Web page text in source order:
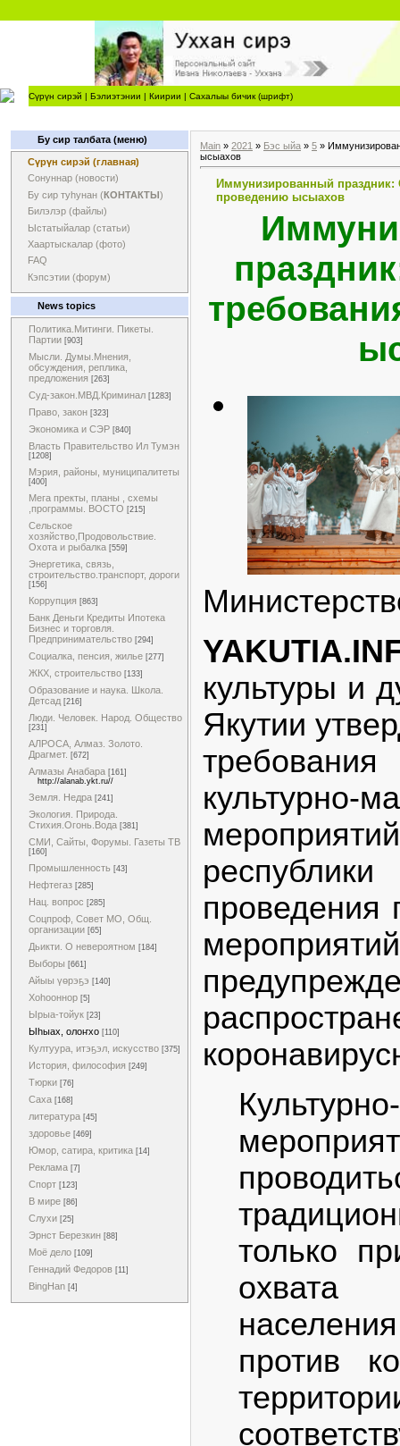
Сүрүн сирэй | Бэлиэтэнии | Киирии | Сахалыы бичик (шрифт)
Бу сир талбата (меню)
Сүрүн сирэй (главная)
Сонуннар (новости)
Бу сир туһунан (КОНТАКТЫ)
Билэлэр (файлы)
Ыстатыйалар (статьи)
Хаартыскалар (фото)
FAQ
Кэпсэтии (форум)
News topics
Политика.Митинги. Пикеты.
Партии [903]
Мысли. Думы.Мнения,
обсуждения, реплика,
предложения [263]
Суд-закон.МВД.Криминал [1283]
Право, закон [323]
Экономика и СЭР [840]
Власть Правительство Ил Тумэн
[1208]
Мэрия, районы, муниципалитеты
[400]
Мега пректы, планы , схемы
,программы. ВОСТО [215]
Сельское
хозяйство,Продовольствие.
Охота и рыбалка [559]
Энергетика, связь,
строительство.транспорт, дороги
[156]
Коррупция [863]
Банк Деньги Кредиты Ипотека
Бизнес и торговля.
Предпринимательство [294]
Социалка, пенсия, жилье [277]
ЖКХ, строительство [133]
Образование и наука. Школа.
Детсад [216]
Люди. Человек. Народ. Общество
[231]
АЛРОСА, Алмаз. Золото.
Драгмет. [672]
Алмазы Анабара [161]
http://alanab.ykt.ru//
Земля. Недра [241]
Экология. Природа.
Стихия.Огонь.Вода [381]
СМИ, Сайты, Форумы. Газеты ТВ
[160]
Промышленность [43]
Нефтегаз [285]
Нац. вопрос [285]
Соцпроф, Совет МО, Общ.
организации [65]
Дьикти. О невероятном [184]
Выборы [661]
Айыы үөрэҕэ [140]
Хоһооннор [5]
Ырыа-тойук [23]
Ыһыах, олоҥхо [110]
Култуура, итэҕэл, искусство [375]
История, философия [249]
Тюрки [76]
Саха [168]
литература [45]
здоровье [469]
Юмор, сатира, критика [14]
Реклама [7]
Спорт [123]
В мире [86]
Слухи [25]
Эрнст Березкин [88]
Моё дело [109]
Геннадий Федоров [11]
BingHan [4]
Main » 2021 » Бэс ыйа » 5 »
ысыахов
Иммунизированный праздник:
проведению ысыахов
культуры и
Якутии
культурно-
проведения
только
против